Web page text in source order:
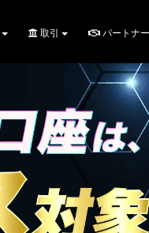
取引 パートナー